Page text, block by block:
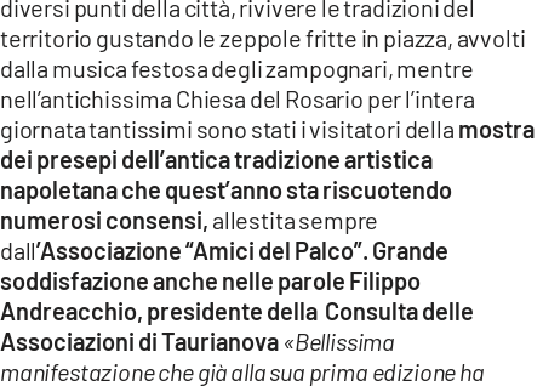
diversi punti della città, rivivere le tradizioni del
territorio gustando le zeppole fritte in piazza, avvolti
dalla musica festosa degli zampognari, mentre
nell’antichissima Chiesa del Rosario per l’intera
giornata tantissimi sono stati i visitatori della mostra
dei presepi dell’antica tradizione artistica
napoletanache quest’anno sta riscuotendo
numerosi consensi, allestita sempre
dall’Associazione “Amici del Palco”. Grande
soddisfazione anche nelle parole Filippo
Andreacchio, presidente della Consulta delle
Associazioni di Taurianova «Bellissima
manifestazione che già alla sua prima edizione ha